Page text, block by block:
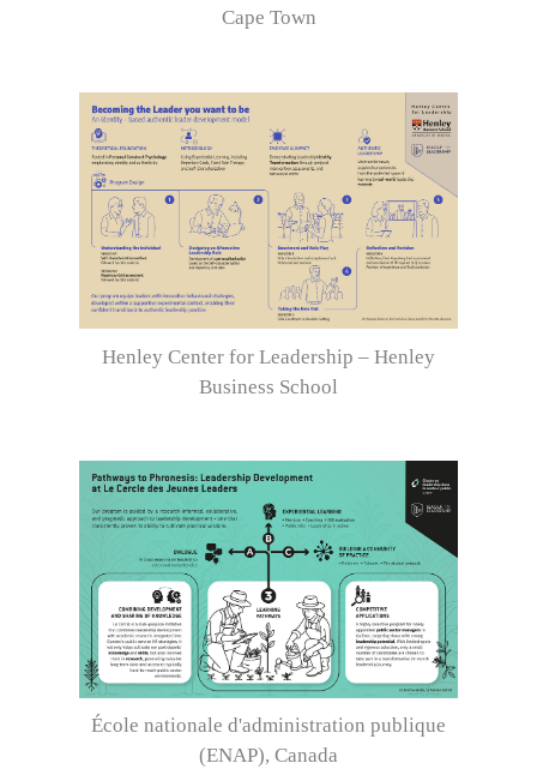
Cape Town
Henley Center for Leadership – Henley
Business School
École nationale d'administration publique
(ENAP), Canada